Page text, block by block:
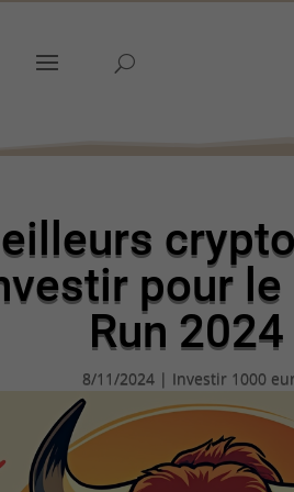
pour le
Run 2024
8/11/2024 | Investir 1000